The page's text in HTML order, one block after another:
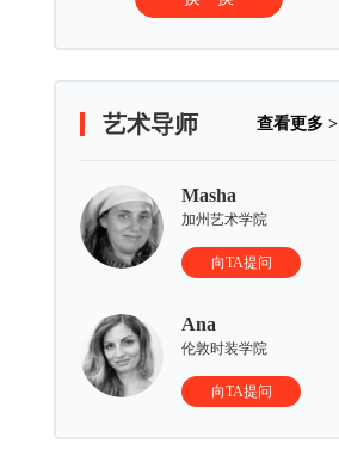
查看更多 >
艺术导师
Masha
加州艺术学院
向TA提问
Ana
伦敦时装学院
向TA提问